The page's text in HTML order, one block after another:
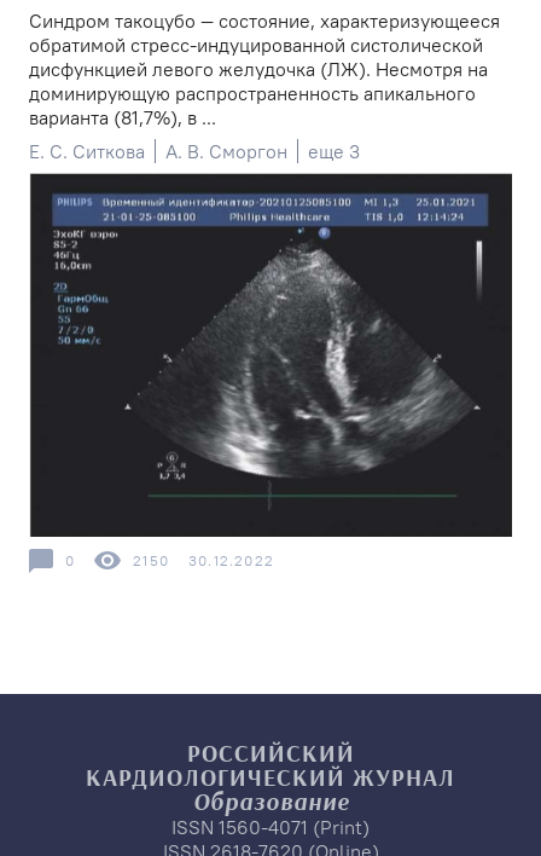
Синдром такоцубо — состояние, характеризующееся
обратимой стресс-индуцированной систолической
дисфункцией левого желудочка (ЛЖ). Несмотря на
доминирующую распространенность апикального
варианта (81,7%), в ...
Е. С. Ситкова
А. В. Сморгон еще 3
0 2150 30.12.2022
РОССИЙСКИЙ
КАРДИОЛОГИЧЕСКИЙ ЖУРНАЛ
Образование
ISSN 1560-4071 (Print)
ISSN 2618-7620 (Online)